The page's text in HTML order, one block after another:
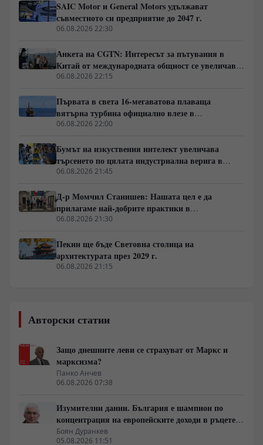
изласкване на Китай от ресурсите на региона.
SAIC Motor и General Motors удължават
съвместното си предприятие до 2047 г.
06.08.2026 22:30
Анкета на CGTN: Интересът за пътувания в
Китай от международната общност се увеличава
бързо
06.08.2026 22:15
Първата в света 16-мегаватова плаваща
вятърна турбина официално влезе в
експлоатация
06.08.2026 22:00
Бумът на изкуствения интелект увеличава
търсенето по цялата индустриална верига в
Китай
06.08.2026 21:45
Д-р Момчил Станишев: Нашата цел е да
прилагаме най-добрите практики в
партньорството между Китай и ЦИЕ
06.08.2026 21:30
Пекин ще бъде Световна столица на
архитектурата през 2029 г.
06.08.2026 21:15
Авторски статии
Защо днешните леви се страхуват от Маркс и
марксизма?
Панко Анчев
06.08.2026 07:38
Изумителни данни. България е шампион по
концентрация на европейските доходи в ръцете
на най-богатия 1%, надминава и САЩ
Боян Дуранкев
05.08.2026 11:51